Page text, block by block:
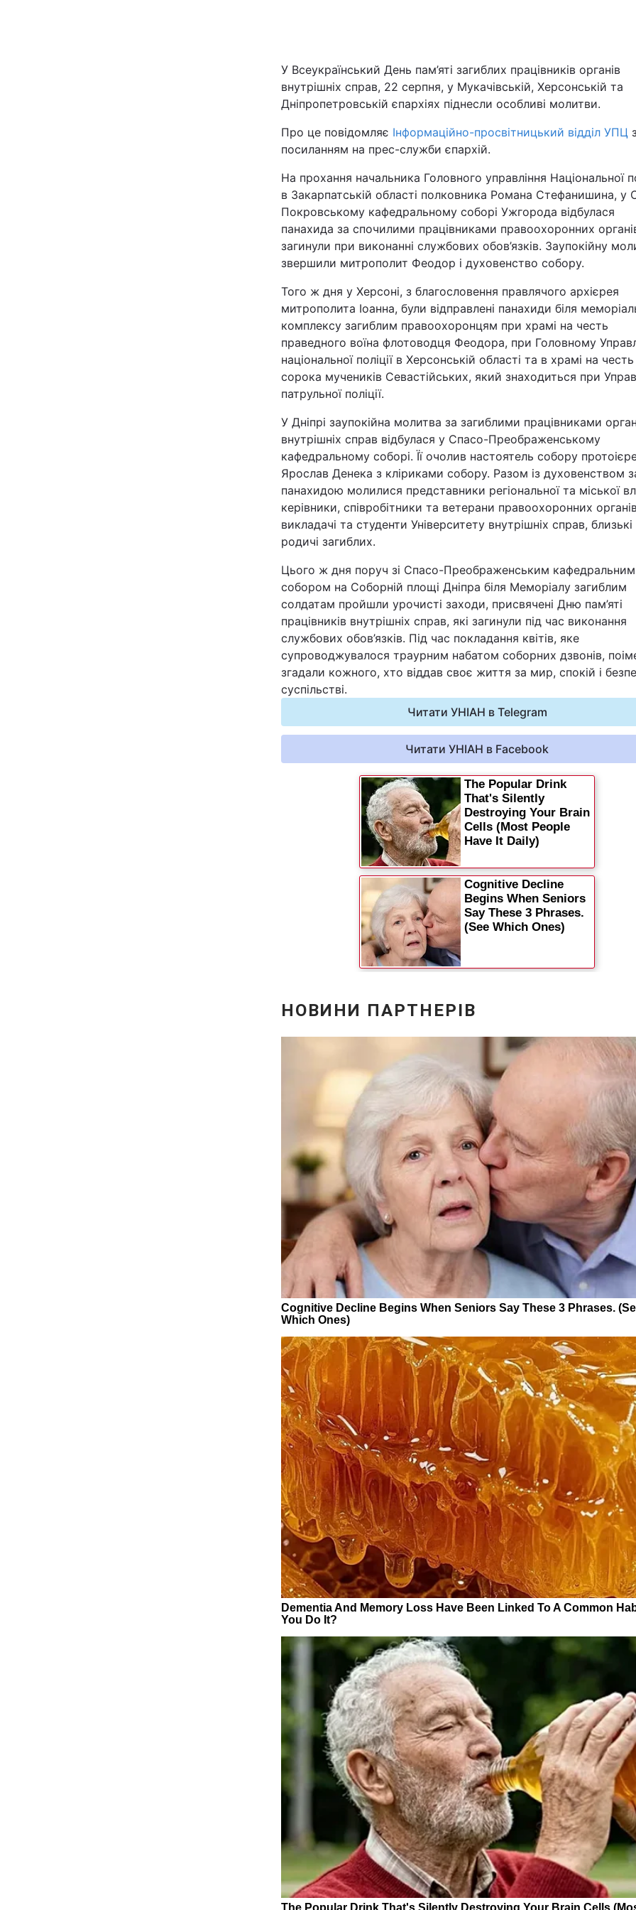
Харків
Наука
Лайт
Інциденти
Туризм
Погода
Статті
Думки
Пресцентр
У Всеукраїнський День пам’яті загиблих працівників органів
внутрішніх справ, 22 серпня, у Мукачівській, Херсонській та
Дніпропетровській єпархіях піднесли особливі молитви.
Про це повідомляє Інформаційно-просвітницький відділ УПЦ
посиланням на прес-служби єпархій.
На прохання начальника Головного управління Національної
в Закарпатській області полковника Романа Стефанишина, у
Покровському кафедральному соборі Ужгорода відбулася
панахида за спочилими працівниками правоохоронних
загинули при виконанні службових обов’язків. Заупокійну
звершили митрополит Феодор і духовенство собору.
Того ж дня у Херсоні, з благословення правлячого архієрея
митрополита Іоанна, були відправлені панахиди біля
комплексу загиблим правоохоронцям при храмі на честь
праведного воїна флотоводця Феодора, при Головному
національної поліції в Херсонській області та в храмі на честь
сорока мучеників Севастійських, який знаходиться при
патрульної поліції.
У Дніпрі заупокійна молитва за загиблими працівниками
внутрішніх справ відбулася у Спасо-Преображенському
кафедральному соборі. Її очолив настоятель собору
Ярослав Денека з кліриками собору. Разом із духовенством
панахидою молилися представники регіональної та міської
керівники, співробітники та ветерани правоохоронних
викладачі та студенти Університету внутрішніх справ, близькі
родичі загиблих.
Цього ж дня поруч зі Спасо-Преображенським кафедральним
собором на Соборній площі Дніпра біля Меморіалу загиблим
солдатам пройшли урочисті заходи, присвячені Дню пам’яті
працівників внутрішніх справ, які загинули під час виконання
службових обов’язків. Під час покладання квітів, яке
супроводжувалося траурним набатом соборних дзвонів,
згадали кожного, хто віддав своє життя за мир, спокій і
суспільстві.
Читати УНІАН в Telegram
Читати УНІАН в Facebook